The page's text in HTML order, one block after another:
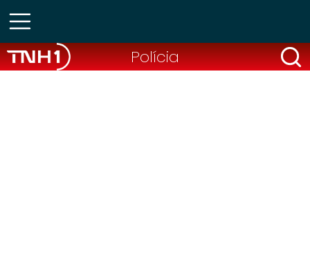
Polícia